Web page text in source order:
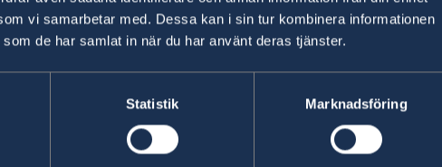
vi samarbetar med. Dessa kan i sin tur kombinera informationen
de har samlat in när du har använt deras tjänster.
Statistik Marknadsföring
frågor angående Covid-19 kan du ringa KDCA,
med information
Governmenthar uppdaterad information om
länkar till några engelskspråkiga nyhetssidor: